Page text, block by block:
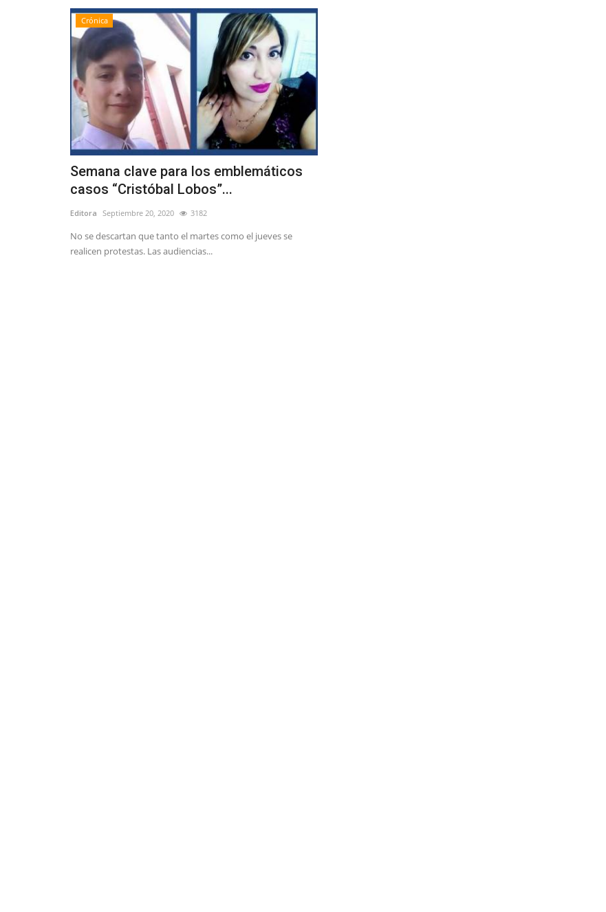
Crónica
Semana clave para los emblemáticos
casos “Cristóbal Lobos”...
Editora Septiembre 20, 2020 3182
No se descartan que tanto el martes como el jueves se
realicen protestas. Las audiencias...
Tribunales
Corte de Apelaciones de Talca fija